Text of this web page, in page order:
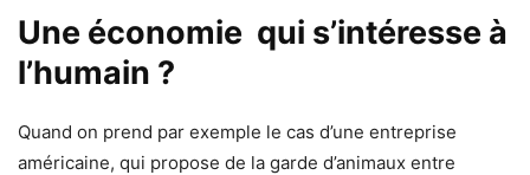
Une économie qui s’intéresse à
l’humain ?
Quand on prend par exemple le cas d’une entreprise
américaine, qui propose de la garde d’animaux entre